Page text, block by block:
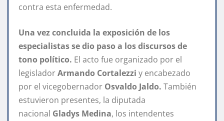
contra esta enfermedad.
Una vez concluida la exposición de los
especialistas se dio paso a los discursos de
tono político. El acto fue organizado por el
legisladorArmando Cortalezzi y encabezado
por el vicegobernador Osvaldo Jaldo. También
estuvieron presentes, la diputada
nacional Gladys Medina, los intendentes